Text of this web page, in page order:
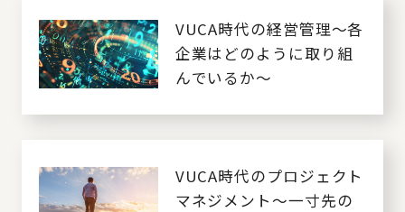
VUCA時代の経営管理～各
企業はどのように取り組
んでいるか～
VUCA時代のプロジェクト
マネジメント～一寸先の